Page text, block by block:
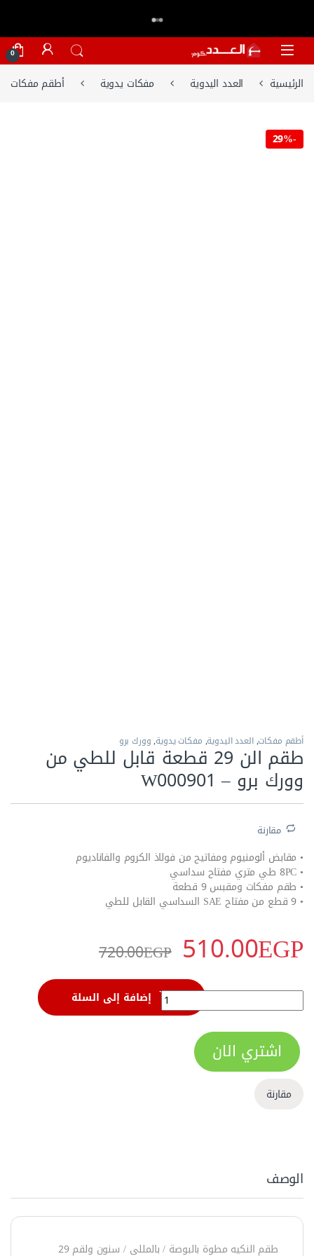
Skip to navigation
Skip to content
0
الرئيسية العدد اليدوية مفكات يدوية أطقم مفكات
-
29%
أطقم مفكات,العدد اليدوية, مفكات يدوية,وورك برو
طقم الن 29 قطعة قابل للطي من
وورك برو – W000901
مقارنة
• مقابض ألومنيوم ومفاتيح من فولاذ الكروم والفاناديوم
• 8PC طي متري مفتاح سداسي
• طقم مفكات ومقبس 9 قطعة
• 9 قطع من مفتاح SAE السداسي القابل للطي
510.00EGP
720.00EGP
طقم الن 29 قطعة قابل للطي من وورك برو - W000901 quantity إضافة إلى السلة
اشتري الان
مقارنة
الوصف
طقم النكيه مطوة بالبوصة / بالمللى / سنون ولقم 29